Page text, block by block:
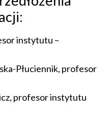
instytutu –
Płuciennik, profesor
profesor instytutu